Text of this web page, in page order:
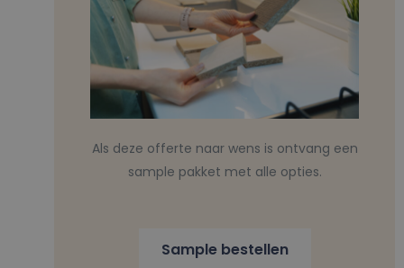
Als deze offerte naar wens is ontvang een
sample pakket met alle opties.
Sample bestellen